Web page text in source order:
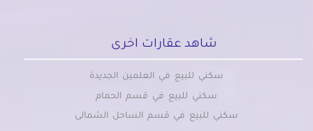
شاهد عقارات اخرى
سكني للبيع في العلمين الجديدة
سكني للبيع في قسم الحمام
سكني للبيع في قسم الساحل الشمالى